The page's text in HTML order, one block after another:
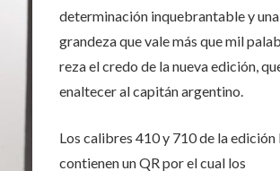
determinación inquebrantable y una
grandeza que vale más que mil
reza el credo de la nueva edición,
enaltecer al capitán argentino.
Los calibres 410 y 710 de la
contienen un QR por el cual los